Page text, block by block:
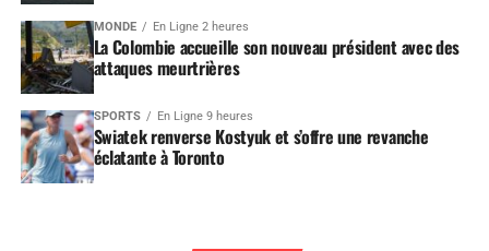
MONDE En Ligne 2 heures
La Colombie accueille son nouveau président avec des
attaques meurtrières
SPORTS En Ligne 9 heures
Swiatek renverse Kostyuk et s’offre une revanche
éclatante à Toronto